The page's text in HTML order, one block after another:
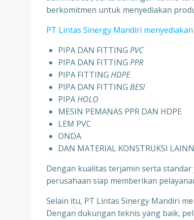
berkomitmen untuk menyediakan
PT Lintas Sinergy Mandiri menyediakan
PIPA DAN FITTING PVC
PIPA DAN FITTING PPR
PIPA FITTING HDPE
PIPA DAN FITTING BESI
PIPAHOLO
MESIN PEMANAS PPR DAN HDPE
LEM PVC
ONDA
DAN MATERIAL KONSTRUKSI
Dengan kualitas terjamin serta
perusahaan siap memberikan
Selain itu, PT Lintas Sinergy Mandiri
Dengan dukungan teknis yang baik,